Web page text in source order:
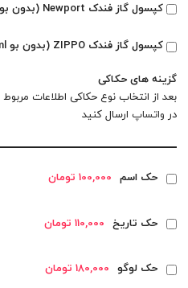
کپسول گاز فندک Newport (بدون بو 250ml)
کپسول گاز فندک ZIPPO (بدون بو 100ml)
گزینه های حکاکی
بعد از انتخاب نوع حکاکی اطلاعات
در واتساپ ارسال کنید
حک اسم 100,000 تومان
حک تاریخ 110,000 تومان
حک لوگو 180,000 تومان